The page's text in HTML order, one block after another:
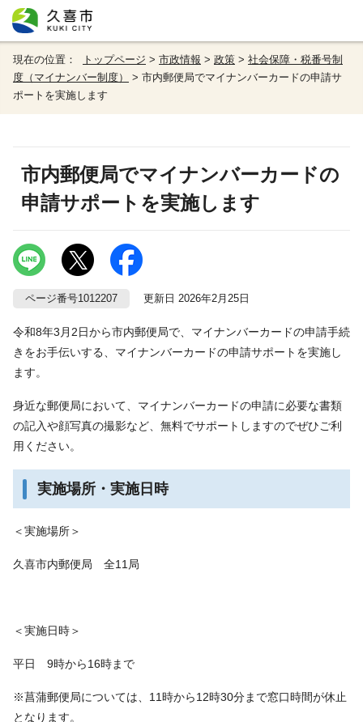
現在の位置： トップページ > 市政情報 > 政策 > 社会保障・税番号制
度（マイナンバー制度）
> 市内郵便局でマイナンバーカードの申請サ
ポートを実施します
市内郵便局でマイナンバーカードの
申請サポートを実施します
ページ番号1012207 更新日 2026年2月25日
令和8年3月2日から市内郵便局で、マイナンバーカードの申請手続
きをお手伝いする、マイナンバーカードの申請サポートを実施し
ます。
身近な郵便局において、マイナンバーカードの申請に必要な書類
の記入や顔写真の撮影など、無料でサポートしますのでぜひご利
用ください。
実施場所・実施日時
＜実施場所＞
久喜市内郵便局 全11局
＜実施日時＞
平日 9時から16時まで
※菖蒲郵便局については、11時から12時30分まで窓口時間が休止
となります。